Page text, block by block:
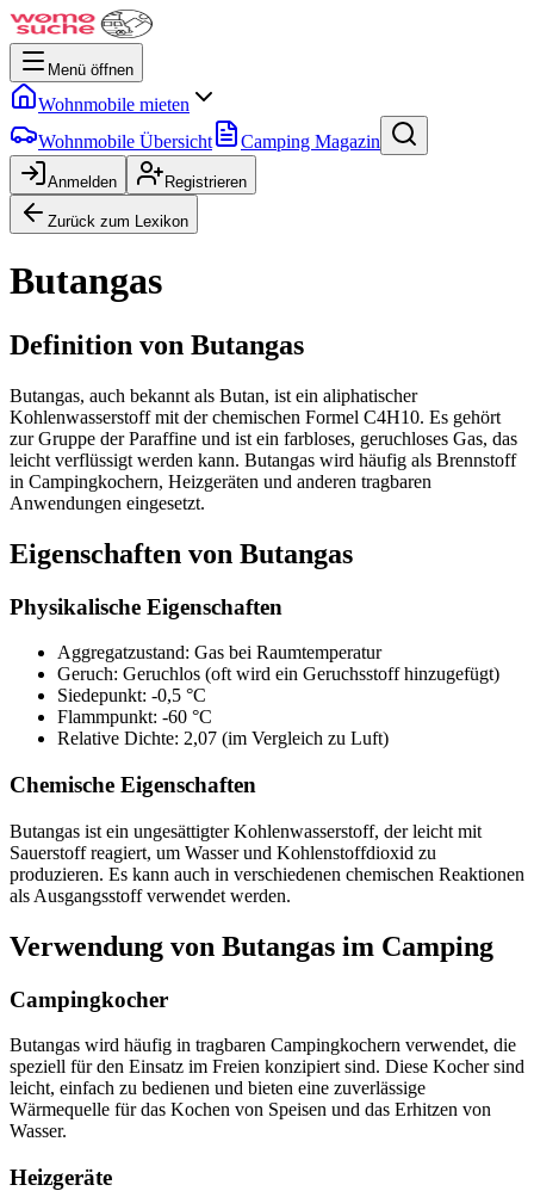
Menü öffnen
Wohnmobile mieten
Wohnmobile Übersicht
Camping Magazin
Anmelden Registrieren
Zurück zum Lexikon
Butangas
Definition von Butangas
Butangas, auch bekannt als Butan, ist ein aliphatischer
Kohlenwasserstoff mit der chemischen Formel C4H10. Es gehört
zur Gruppe der Paraffine und ist ein farbloses, geruchloses Gas, das
leicht verflüssigt werden kann. Butangas wird häufig als Brennstoff
in Campingkochern, Heizgeräten und anderen tragbaren
Anwendungen eingesetzt.
Eigenschaften von Butangas
Physikalische Eigenschaften
Aggregatzustand: Gas bei Raumtemperatur
Geruch: Geruchlos (oft wird ein Geruchsstoff hinzugefügt)
Siedepunkt: -0,5 °C
Flammpunkt: -60 °C
Relative Dichte: 2,07 (im Vergleich zu Luft)
Chemische Eigenschaften
Butangas ist ein ungesättigter Kohlenwasserstoff, der leicht mit
Sauerstoff reagiert, um Wasser und Kohlenstoffdioxid zu
produzieren. Es kann auch in verschiedenen chemischen Reaktionen
als Ausgangsstoff verwendet werden.
Verwendung von Butangas im Camping
Campingkocher
Butangas wird häufig in tragbaren Campingkochern verwendet, die
speziell für den Einsatz im Freien konzipiert sind. Diese Kocher sind
leicht, einfach zu bedienen und bieten eine zuverlässige
Wärmequelle für das Kochen von Speisen und das Erhitzen von
Wasser.
Heizgeräte